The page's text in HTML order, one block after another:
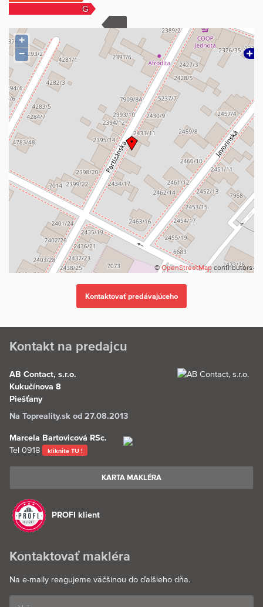
Rodinný dom je dvojpodlažný objekt, podpivničený len pod
garážou. Základný materiál domu je tehla, okná a dvere sú
plastové, podlahy domu sú kombinácia dlažby, plávajúcej podlahy,
drevené parkety. Vykurovanie a ohrev vody zabezpečuje plynový
kondenzačný kotol umiestnený v suteréne, zdrojom tepla sú
radiátory. Dom je pripojený na všetky inžinierske.
Pôvodný prízemný rodinný dom prešiel úplnou rekonštrukciou –
nadstavba a prístavba v roku 1988-1989, po výstavbe prešiel
rekonštrukciami:
plastové okná, exteriérové dvere plastové, nová kuchynská linka
vrátane rozvodov, sprchový kút vybudovaný v priestore komory.
Príslušenstvo:
vodovodná, plynová, elektrická prípojka, kanalizácia, prístrešok za
garážou, studňa, oplotenie.
Mesačné náklady 112 €:
• plyn 78 €
• elektrina 19 €
• voda a kanalizácia 15 €.
Orientácia obytných miestností: juhovýchod/severozápad.
Pôdorysy nájdete medzi fotografiami, neprehliadnite video ponuky.
V prípade akýchkoľvek otázok nás neváhajte kontaktovať.
320.000,- €
+
−
©OpenStreetMap contributors
Kontakt na predajcu
AB Contact, s.r.o.
Kukučínova 8
Piešťany
Na Topreality.sk od 27.08.2013
Marcela Bartovicová RSc.
Tel 0918 kliknite TU !
KARTA MAKLÉRA
PROFI klient
Kontaktovať makléra
Na e-maily reagujeme väčšinou do ďalšieho dňa.